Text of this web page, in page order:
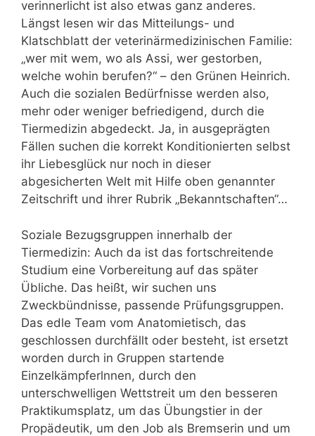
verinnerlicht ist also etwas ganz anderes.
Längst lesen wir das Mitteilungs- und
Klatschblatt der veterinärmedizinischen Familie:
„wer mit wem, wo als Assi, wer gestorben,
welche wohin berufen?“ – den Grünen Heinrich.
Auch die sozialen Bedürfnisse werden also,
mehr oder weniger befriedigend, durch die
Tiermedizin abgedeckt. Ja, in ausgeprägten
Fällen suchen die korrekt Konditionierten selbst
ihr Liebesglück nur noch in dieser
abgesicherten Welt mit Hilfe oben genannter
Zeitschrift und ihrer Rubrik „Bekanntschaften“…
Soziale Bezugsgruppen innerhalb der
Tiermedizin: Auch da ist das fortschreitende
Studium eine Vorbereitung auf das später
Übliche. Das heißt, wir suchen uns
Zweckbündnisse, passende Prüfungsgruppen.
Das edle Team vom Anatomietisch, das
geschlossen durchfällt oder besteht, ist ersetzt
worden durch in Gruppen startende
Einzelkämpferlnnen, durch den
unterschwelligen Wettstreit um den besseren
Praktikumsplatz, um das Übungstier in der
Propädeutik, um den Job als Bremserin und um